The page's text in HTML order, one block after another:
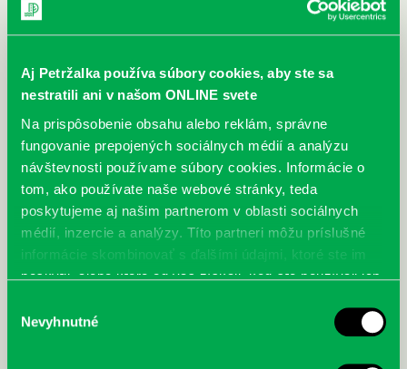
Aj Petržalka používa súbory cookies, aby ste sa
nestratili ani v našom ONLINE svete
Na prispôsobenie obsahu alebo reklám, správne
fungovanie prepojených sociálnych médií a analýzu
návštevnosti používame súbory cookies. Informácie o
tom, ako používate naše webové stránky, teda
poskytujeme aj našim partnerom v oblasti sociálnych
médií, inzercie a analýzy. Títo partneri môžu príslušné
informácie skombinovať s ďalšími údajmi, ktoré ste im
poskytli, alebo ktoré od vás získali, keď ste používali ich
súhlasu
Nevyhnutné
Cieľová skupina
Podujatia pre SMŠ Pramienok
Najbližšie podujatia
Čítame ušami. Audioknihy v
ponuke petržalskej knižnice
Každý deň
Odteraz si môžete v našej knižnici nielen požičať klasické
papierové knihy a e-knihy, a...
DNES